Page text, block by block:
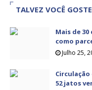
TALVEZ VOCÊ
Mais de
como
Julho 25,
52 jatos